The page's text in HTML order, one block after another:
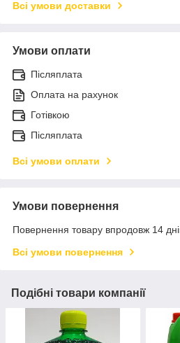
Всі умови доставки
Умови оплати
Післяплата
Оплата на рахунок
Готівкою
Післяплата
Всі умови оплати
Умови повернення
Повернення товару впродовж 14
Всі умови повернення
Подібні товари компанії